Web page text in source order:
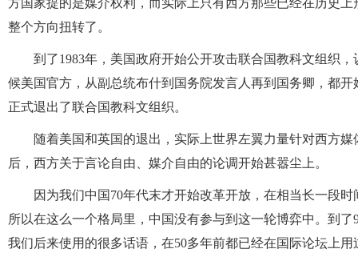
方国家提的是媒介权利，而实际上只有西方那些已经在历史
整个方向扭转了。
到了1983年，美国政府开始公开攻击联合国教科文组织
候美国官方，从副总统布什到国务院发言人再到国务卿，都
正式退出了联合国教科文组织。
随着美国和英国的退出，实际上世界左翼力量针对西方
后，西方关于言论自由、媒介自由的论调开始甚嚣尘上。
因为我们中国70年代末才开始改革开放，在相当长一段
所以在这么一个格局里，中国没有参与到这一轮博弈中。到
我们后来使用的很多话语，在50多年前都已经在国际论坛上用